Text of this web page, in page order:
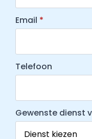
Email *
Telefoon
Gewenste dienst